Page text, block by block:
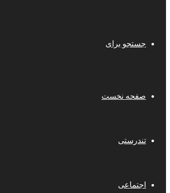
جستجو برای
صفحه نخست
تندرستی
اجتماعی